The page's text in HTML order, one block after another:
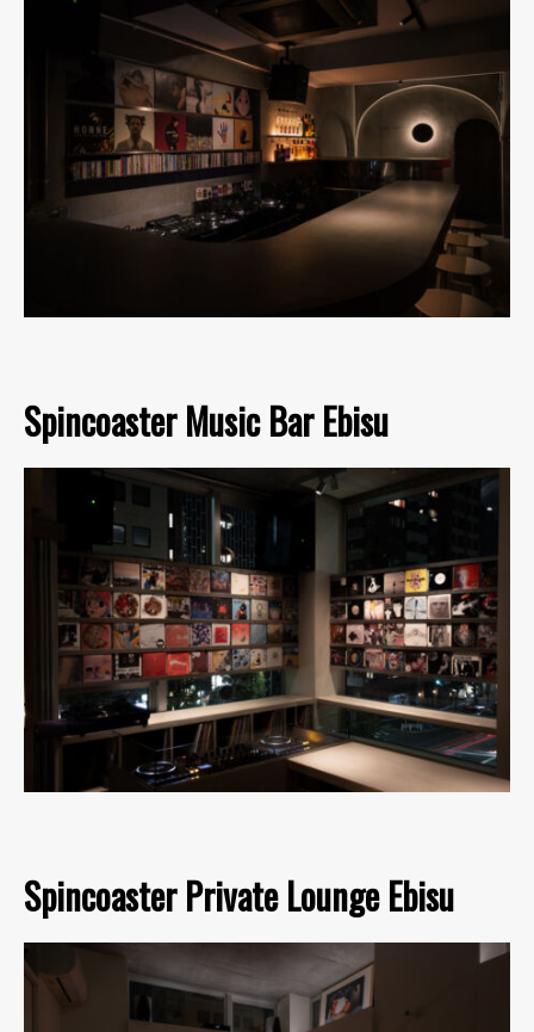
Spincoaster Music Bar Ebisu
Spincoaster Private Lounge Ebisu